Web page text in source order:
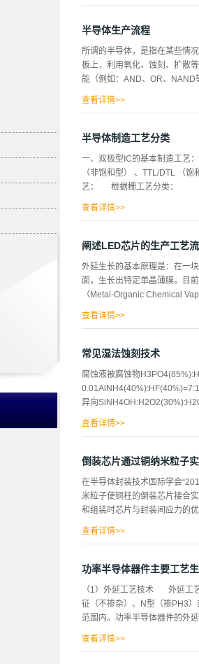
器基础上发展起来一种多通道
种多阵列的电子倍增器,是微光
MCP的工艺制造过程中,不可避
点、暗斑等,导致MCP的良品
要。 清洗方式普通的清洗方法
半导体生产流程
所谓的半导体，是指在某些情
板上，利用氧化、蚀刻、扩散
能（例如：AND、OR、
时代正式开始。从此开始各式
域中来，为我们的生活带来飞
况的重要指针，电子技术也
光电半导体等三种。 集成电
查看详情>>
半导体制造工艺分类
一、双极型IC的基本制造工
（非饱和型） 、TTL/DTL
艺： 根据栅工艺分类：
查看详情>>
阐述LED芯片的生产工艺
外延生长的基本原理是：在一
面，生长出特定单晶薄膜。目
（Metal-Organic Chemical
体，是一种自动化程度高、价
镀透明电极层→透明电极图
→N极图形光刻→预清洗→镀
查看详情>>
常见湿法蚀刻技术
腐蚀液被腐蚀物
异向
查看详情>>
倒装芯片通过铜纳米粒子
在半导体封装技术国际学会
米粒子使铜柱的倒装芯片接合
和组装时芯片与封装间应力的
下，向接合部供给铜纳米粒子
便可轻松实现仅由铜构成的
测阶段，只报告了接合方法和
查看详情>>
功率半导体器件主要工艺
（1）外延工艺技术 外延工
征（不掺杂）、N型（掺PH3
范围内。功率半导体器件的外
查看详情>>